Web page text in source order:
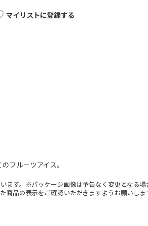
マイリストに登録する
フルーツアイス。
ます。※パッケージ画像は予告なく変更となる
商品の表示をご確認いただきますようお願いしま